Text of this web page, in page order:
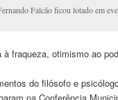
Falcão ficou lotado em
fraqueza, otimismo ao
do filósofo e